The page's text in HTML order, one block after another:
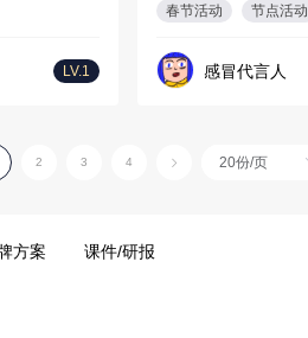
LV.1
春节活动 节点活动
感冒代言人
2 3 4
方案 课件/研报